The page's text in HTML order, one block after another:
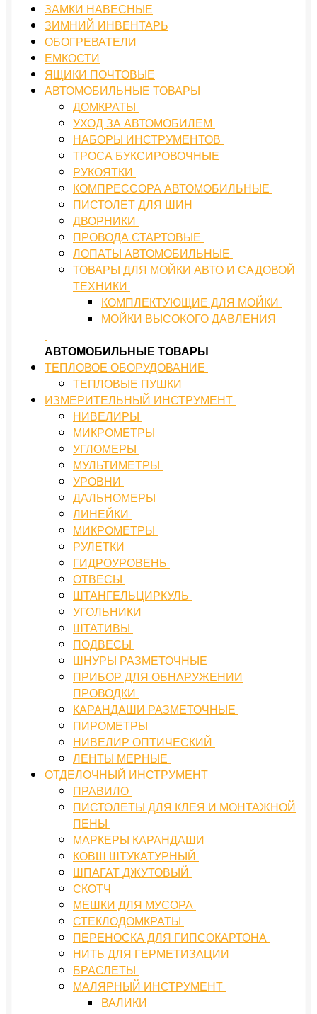
ЗАМКИ НАВЕСНЫЕ
ЗИМНИЙ ИНВЕНТАРЬ
ОБОГРЕВАТЕЛИ
ЕМКОСТИ
ЯЩИКИ ПОЧТОВЫЕ
АВТОМОБИЛЬНЫЕ ТОВАРЫ
ДОМКРАТЫ
УХОД ЗА АВТОМОБИЛЕМ
НАБОРЫ ИНСТРУМЕНТОВ
ТРОСА БУКСИРОВОЧНЫЕ
РУКОЯТКИ
КОМПРЕССОРА АВТОМОБИЛЬНЫЕ
ПИСТОЛЕТ ДЛЯ ШИН
ДВОРНИКИ
ПРОВОДА СТАРТОВЫЕ
ЛОПАТЫ АВТОМОБИЛЬНЫЕ
ТОВАРЫ ДЛЯ МОЙКИ АВТО И САДОВОЙ
ТЕХНИКИ
КОМПЛЕКТУЮЩИЕ ДЛЯ МОЙКИ
МОЙКИ ВЫСОКОГО ДАВЛЕНИЯ
АВТОМОБИЛЬНЫЕ ТОВАРЫ
ТЕПЛОВОЕ ОБОРУДОВАНИЕ
ТЕПЛОВЫЕ ПУШКИ
ИЗМЕРИТЕЛЬНЫЙ ИНСТРУМЕНТ
НИВЕЛИРЫ
МИКРОМЕТРЫ
УГЛОМЕРЫ
МУЛЬТИМЕТРЫ
УРОВНИ
ДАЛЬНОМЕРЫ
ЛИНЕЙКИ
МИКРОМЕТРЫ
РУЛЕТКИ
ГИДРОУРОВЕНЬ
ОТВЕСЫ
ШТАНГЕЛЬЦИРКУЛЬ
УГОЛЬНИКИ
ШТАТИВЫ
ПОДВЕСЫ
ШНУРЫ РАЗМЕТОЧНЫЕ
ПРИБОР ДЛЯ ОБНАРУЖЕНИИ
ПРОВОДКИ
КАРАНДАШИ РАЗМЕТОЧНЫЕ
ПИРОМЕТРЫ
НИВЕЛИР ОПТИЧЕСКИЙ
ЛЕНТЫ МЕРНЫЕ
ОТДЕЛОЧНЫЙ ИНСТРУМЕНТ
ПРАВИЛО
ПИСТОЛЕТЫ ДЛЯ КЛЕЯ И МОНТАЖНОЙ
ПЕНЫ
МАРКЕРЫ КАРАНДАШИ
КОВШ ШТУКАТУРНЫЙ
ШПАГАТ ДЖУТОВЫЙ
СКОТЧ
МЕШКИ ДЛЯ МУСОРА
СТЕКЛОДОМКРАТЫ
ПЕРЕНОСКА ДЛЯ ГИПСОКАРТОНА
НИТЬ ДЛЯ ГЕРМЕТИЗАЦИИ
БРАСЛЕТЫ
МАЛЯРНЫЙ ИНСТРУМЕНТ
ВАЛИКИ